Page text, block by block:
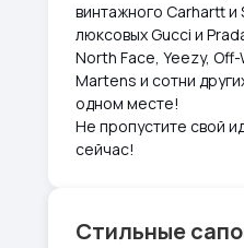
винтажного Carhartt и
люксовых Gucci и
North Face, Yeezy,
Martens и сотни
одном месте!
Не пропустите свой
сейчас!
Стильные